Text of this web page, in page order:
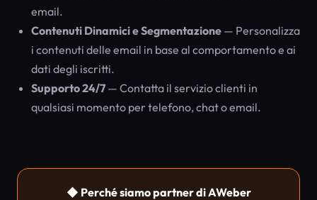
email.
Contenuti Dinamici e Segmentazione — Personalizza
i contenuti delle email in base al comportamento e ai
dati degli iscritti.
Supporto 24/7 — Contatta il servizio clienti in
qualsiasi momento per telefono, chat o email.
◆ Perché siamo partner di AWeber